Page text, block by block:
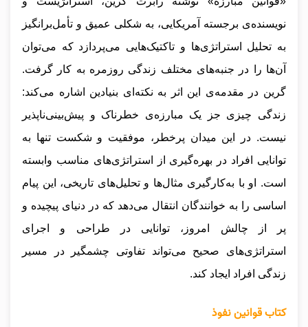
نویسنده‌ی برجسته آمریکایی، به شکلی عمیق و تأمل‌برانگیز
به تحلیل استراتژی‌ها و تاکتیک‌هایی می‌پردازد که می‌توان
آن‌ها را در جنبه‌های مختلف زندگی روزمره به کار گرفت.
گرین در مقدمه‌ی این اثر به نکته‌ای بنیادین اشاره می‌کند:
زندگی چیزی جز یک مبارزه‌ی خطرناک و پیش‌بینی‌ناپذیر
نیست. در این میدان پرخطر، موفقیت و شکست تنها به
توانایی افراد در بهره‌گیری از استراتژی‌های مناسب وابسته
است. او با به‌کارگیری مثال‌ها و تحلیل‌های تاریخی، این پیام
اساسی را به خوانندگان انتقال می‌دهد که در دنیای پیچیده و
پر از چالش امروز، توانایی در طراحی و اجرای
استراتژی‌های صحیح می‌تواند تفاوتی چشمگیر در مسیر
زندگی افراد ایجاد کند.
کتاب قوانین نفوذ